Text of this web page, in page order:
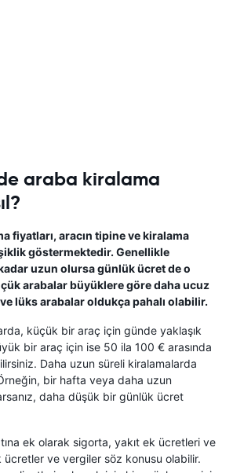
araba kiralama
fiyatları, aracın tipine ve kiralama
göstermektedir. Genellikle
uzun olursa günlük ücret de o
arabalar büyüklere göre daha ucuz
lüks arabalar oldukça pahalı olabilir.
küçük bir araç için günde yaklaşık
bir araç için ise 50 ila 100 € arasında
Daha uzun süreli kiralamalarda
bir hafta veya daha uzun
daha düşük bir günlük ücret
ek olarak sigorta, yakıt ek ücretleri ve
ve vergiler söz konusu olabilir.